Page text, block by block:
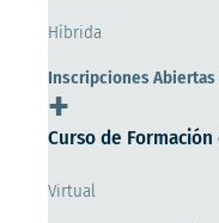
Híbrida
Inscripciones Abiertas
+
Curso de
Virtual